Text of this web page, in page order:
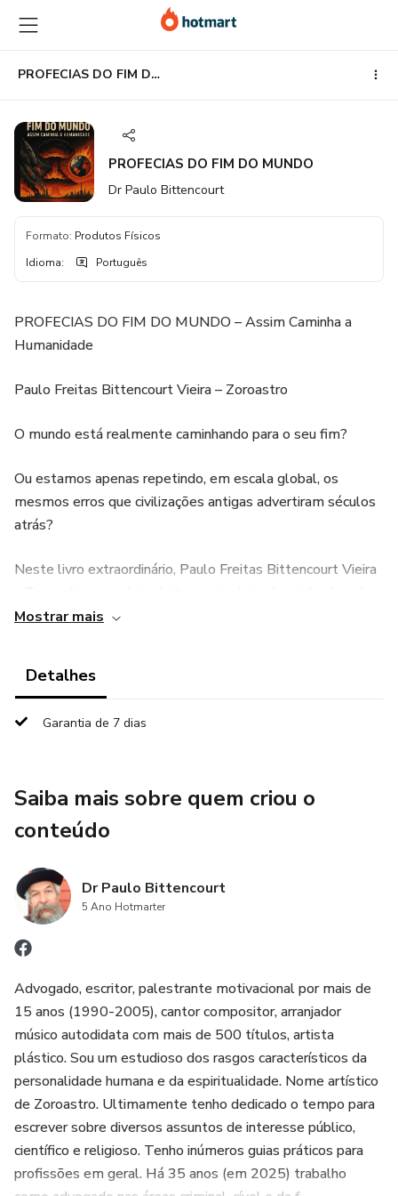
para
o
conteúdo
principal
para
o
pagamento
para
o
rodapé
PROFECIAS DO FIM DO MUNDO
PROFECIAS DO FIM DO MUNDO
Dr Paulo Bittencourt
Formato: Produtos Físicos
Idioma: Português
PROFECIAS DO FIM DO MUNDO – Assim Caminha a
Humanidade
Paulo Freitas Bittencourt Vieira – Zoroastro
O mundo está realmente caminhando para o seu fim?
Ou estamos apenas repetindo, em escala global, os
mesmos erros que civilizações antigas advertiram séculos
atrás?
Neste livro extraordinário, Paulo Freitas Bittencourt Vieira
ameaças reais que cercam a humanidade e pelos sinais
moderna e os grandes alertas das civilizações antigas,
enfrentamos.
✓ A verdade nua e crua sobre o avanço das armas de
destruição em massa
✓ Como o aquecimento global já ultrapassou limites
previstos
✓ A escalada silenciosa da tensão geopolítica internacional
✓ A convergência impressionante das profecias antigas
✓ A possibilidade de um colapso nuclear global explicado
de maneira didática
✓ Estudos reais sobre Hiroshima, Nagasaki e simulações
atuais de guerra atômica
✓ O que Nostradamus, Baba Vanga, Edgar Cayce e
Mostrar mais
Detalhes
Garantia de 7 dias
Saiba mais sobre quem criou o
conteúdo
Dr Paulo Bittencourt
5 Ano Hotmarter
Advogado, escritor, palestrante motivacional por mais de
15 anos (1990-2005), cantor compositor, arranjador
músico autodidata com mais de 500 títulos, artista
plástico. Sou um estudioso dos rasgos característicos da
personalidade humana e da espiritualidade. Nome artístico
de Zoroastro. Ultimamente tenho dedicado o tempo para
escrever sobre diversos assuntos de interesse público,
científico e religioso. Tenho inúmeros guias práticos para
profissões em geral. Há 35 anos (em 2025) trabalho